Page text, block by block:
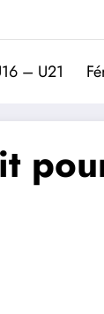
du
– U21